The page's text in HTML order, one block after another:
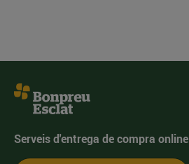
Serveis d'entrega de compra online